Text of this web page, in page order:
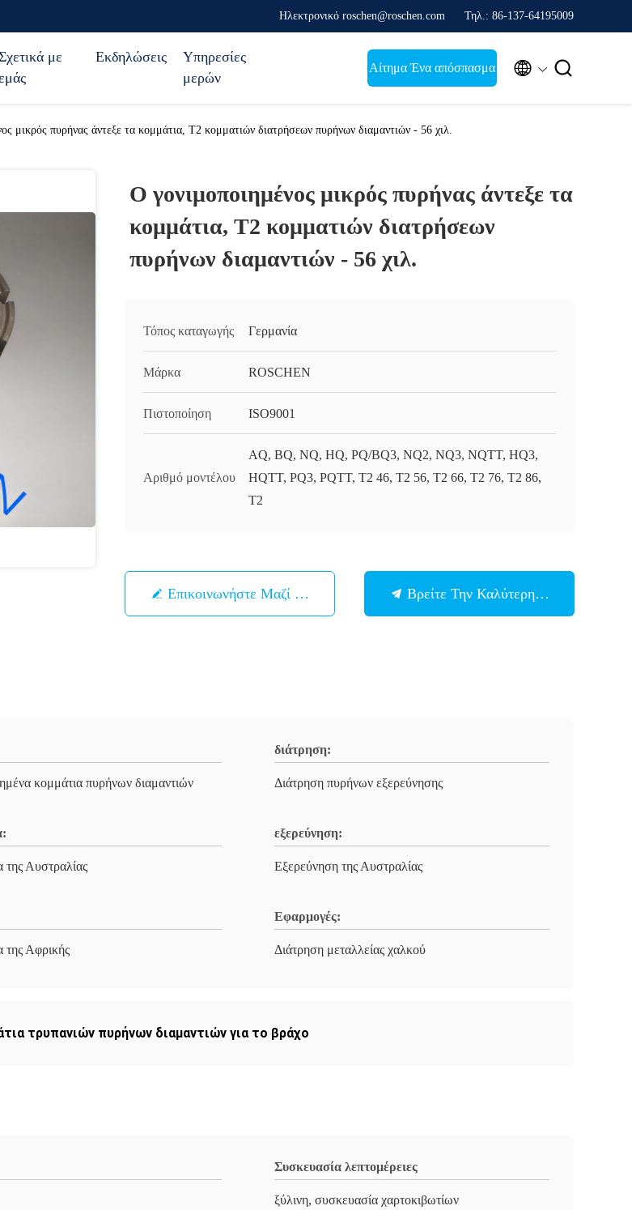
Ηλεκτρονικό roschen@roschen.com Τηλ.: 86-137-64195009
με
Εκδηλώσεις
Υπηρεσίες
μερών
Αίτημα Ένα απόσπασμα  
μικρός πυρήνας άντεξε τα κομμάτια, T2 κομματιών διατρήσεων πυρήνων διαμαντιών - 56 χιλ.
Ο γονιμοποιημένος μικρός πυρήνας άντεξε τα
κομμάτια, T2 κομματιών διατρήσεων
πυρήνων διαμαντιών - 56 χιλ.
Τόπος καταγωγής Γερμανία
Μάρκα ROSCHEN
Πιστοποίηση ISO9001
Αριθμό μοντέλου
AQ, BQ, NQ, HQ, PQ/BQ3, NQ2, NQ3, NQTT, HQ3,
HQTT, PQ3, PQTT, T2 46, T2 56, T2 66, T2 76, T2 86,
T2
Επικοινωνήστε Μαζί Μας Βρείτε Την Καλύτερη Τιμή
κομμάτια πυρήνων διαμαντιών
διάτρηση:
Διάτρηση πυρήνων εξερεύνησης
της Αυστραλίας
εξερεύνηση:
Εξερεύνηση της Αυστραλίας
της Αφρικής
Εφαρμογές:
Διάτρηση μεταλλείας χαλκού
τρυπανιών πυρήνων διαμαντιών για το βράχο
Συσκευασία λεπτομέρειες
ξύλινη, συσκευασία χαρτοκιβωτίων